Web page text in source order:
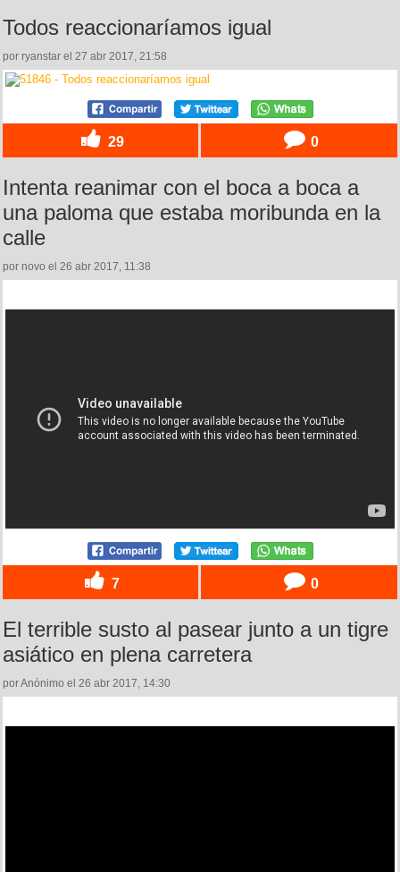
Todos reaccionaríamos igual
por ryanstar el 27 abr 2017, 21:58
29 0
Intenta reanimar con el boca a boca a
una paloma que estaba moribunda en la
calle
por novo el 26 abr 2017, 11:38
7 0
El terrible susto al pasear junto a un tigre
asiático en plena carretera
por Anónimo el 26 abr 2017, 14:30